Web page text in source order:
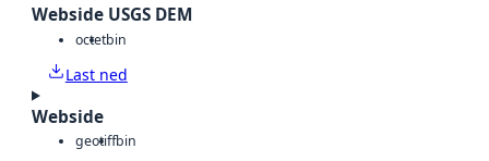
Webside USGS DEM
octetbin
Last ned
Webside
geotiffbin